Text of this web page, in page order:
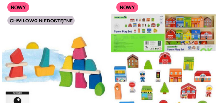
NOWY
CHWILOWO NIEDOSTĘPNE
NOWY